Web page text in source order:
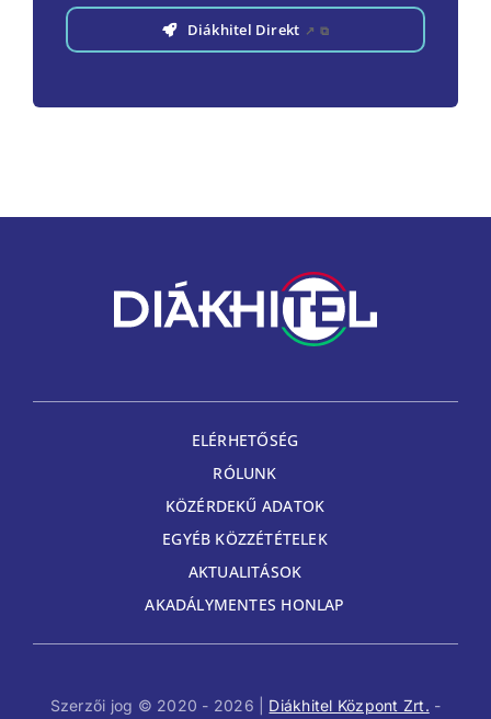
Diákhitel Direkt ↗ ⧉
ELÉRHETŐSÉG
RÓLUNK
KÖZÉRDEKŰ ADATOK
EGYÉB KÖZZÉTÉTELEK
AKTUALITÁSOK
AKADÁLYMENTES HONLAP
Szerzői jog © 2020 - 2026 | Diákhitel Központ Zrt. -